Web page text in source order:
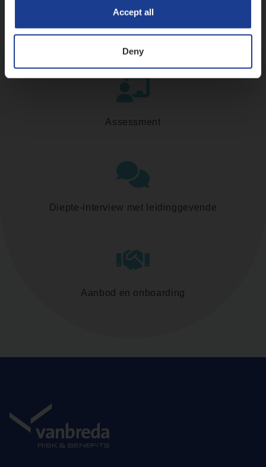
Accept all
Deny
Kennismaking met HR
Assessment
Diepte-interview met leidinggevende
Aanbod en onboarding